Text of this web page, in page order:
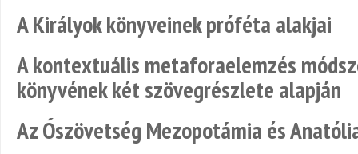
A Királyok könyveinek próféta alakjai
A kontextuális metaforaelemzés
könyvének két szövegrészlete alapján
Az Ószövetség Mezopotámia és